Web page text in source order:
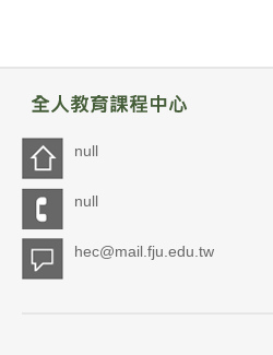
null
null
hec@mail.fju.edu.tw